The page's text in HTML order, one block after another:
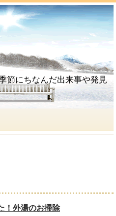
節にちなんだ出来事や発見
！外湯のお掃除